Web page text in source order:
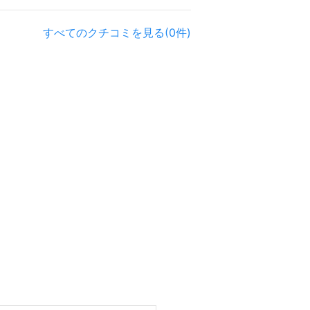
すべてのクチコミを見る(0件)